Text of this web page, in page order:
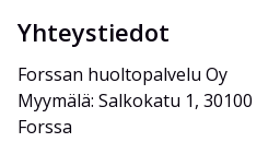
Yhteystiedot
Forssan huoltopalvelu Oy
Myymälä: Salkokatu 1, 30100
Forssa